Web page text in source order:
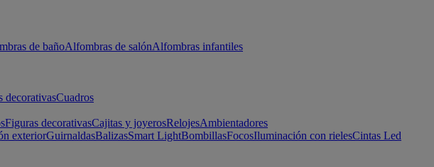
de bañoAlfombras de salónAlfombras infantiles
decorativasCuadros
Figuras decorativasCajitas y joyerosRelojesAmbientadores
exteriorGuirnaldasBalizasSmart LightBombillasFocosIluminación con rielesCintas Led